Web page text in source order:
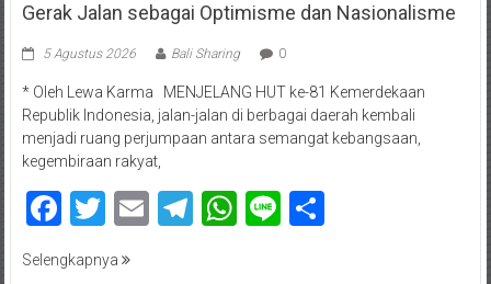
Gerak Jalan sebagai Optimisme dan Nasionalisme
5 Agustus 2026 Bali Sharing 0
* Oleh Lewa Karma MENJELANG HUT ke-81 Kemerdekaan
Republik Indonesia, jalan-jalan di berbagai daerah kembali
menjadi ruang perjumpaan antara semangat kebangsaan,
kegembiraan rakyat,
Facebook
Twitter
EmailTelegram
WhatsApp
LineShare
Selengkapnya